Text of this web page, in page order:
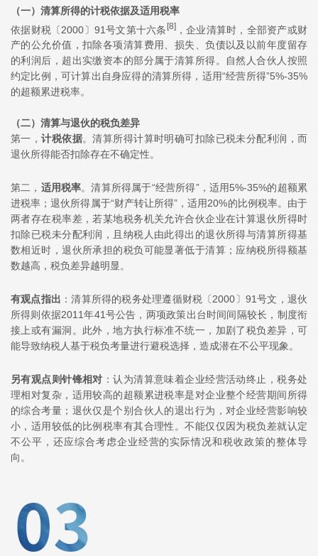
（一）清算所得的计税依据及适用税率
依据财税〔2000〕91号文第十六条 [8]，企业清算时，全部资产或财
产的公允价值，扣除各项清算费用、损失、负债以及以前年度留存
的利润后，超出实缴资本的部分属于清算所得。自然人合伙人按照
约定比例，可计算出自身应得的清算所得，适用“经营所得”5%-35%
的超额累进税率。
（二）清算与退伙的税负差异
第一，计税依据。清算所得计算时明确可扣除已税未分配利润，而
退伙所得能否扣除存在不确定性。
第二， 适用税率。清算所得属于“经营所得”，适用5%-35%的超额累
进税率；退伙所得属于“财产转让所得”，适用20%的比例税率。由于
两者存在税率差，若某地税务机关允许合伙企业在计算退伙所得时
扣除已税未分配利润，且纳税人由此得出的退伙所得与清算所得基
数相近时，退伙所承担的税负可能显著低于清算；应纳税所得额基
数越高，税负差异越明显。
有观点指出 ：清算所得的税务处理遵循财税〔2000〕91号文，退伙
所得则依据2011年41号公告，两项政策出台时间间隔较长，制度衔
接上或有漏洞。此外，地方执行标准不统一，加剧了税负差异，可
能导致纳税人基于税负考量进行避税选择，造成潜在不公平现象。
另有观点则针锋相对 ：认为清算意味着企业经营活动终止，税务处
理相对复杂，适用较高的超额累进税率是对企业整个经营期间所得
的综合考量；退伙仅是个别合伙人的退出行为，对企业经营影响较
小，适用较低的比例税率有其合理性。不能仅仅因为税负差就认定
不公平，还应综合考虑企业经营的实际情况和税收政策的整体导
向。